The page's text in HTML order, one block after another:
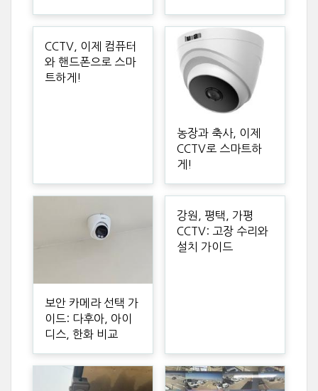
CCTV, 이제 컴퓨터
와 핸드폰으로 스마
트하게!
농장과 축사, 이제
CCTV로 스마트하
게!
보안 카메라 선택 가
이드: 다후아, 아이
디스, 한화 비교
강원, 평택, 가평
CCTV: 고장 수리와
설치 가이드